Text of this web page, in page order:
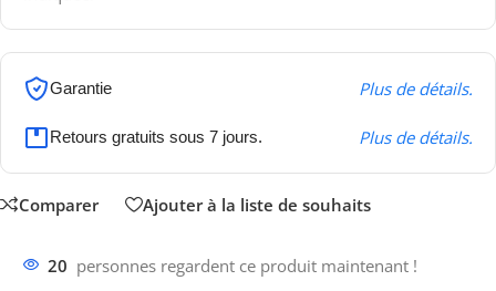
Garantie Plus de détails.
Retours gratuits sous 7 jours. Plus de détails.
Comparer Ajouter à la liste de souhaits
20 personnes regardent ce produit maintenant !